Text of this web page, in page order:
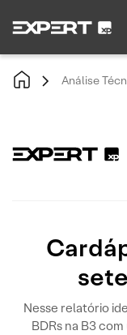
Análise
Nesse relatório
BDRs na B3